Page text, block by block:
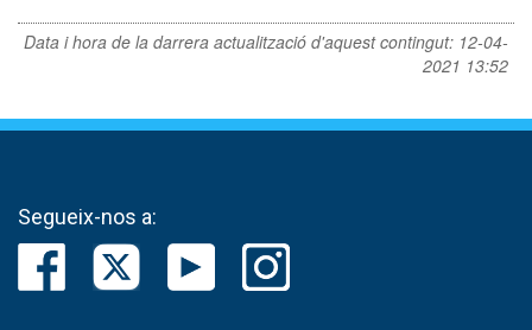
Data i hora de la darrera actualització d'aquest contingut: 12-04-
2021 13:52
Segueix-nos a: